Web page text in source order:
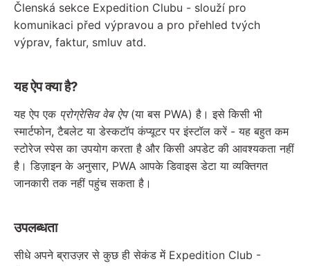
Členská sekce Expedition Clubu - slouží pro
komunikaci před výpravou a pro přehled tvých
výprav, faktur, smluv atd.
यह ऐप क्या है?
यह ऐप एक प्रोग्रेसिव वेब ऐप(या बस PWA) है। इसे किसी भी
स्मार्टफोन, टैबलेट या डेस्कटॉप कंप्यूटर पर इंस्टॉल करें - यह बहुत कम
स्टोरेज स्पेस का उपयोग करता है और किसी अपडेट की आवश्यकता नहीं
है। डिज़ाइन के अनुसार, PWA आपके डिवाइस डेटा या व्यक्तिगत
जानकारी तक नहीं पहुंच सकता है।
उपलब्धता
सीधे अपने ब्राउज़र से कुछ ही सेकंड में Expedition Club -